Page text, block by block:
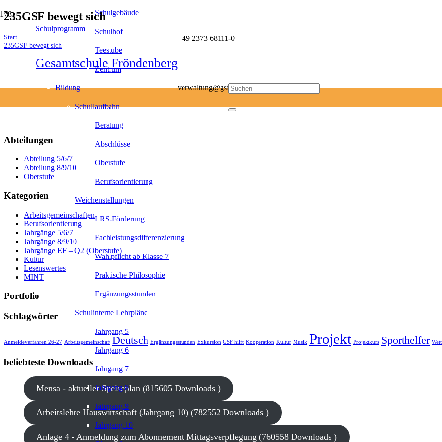
Schulprogramm
Gesamtschule Fröndenberg
+49 2373 68111-0
verwaltung@gsf-mail.de
Schulgebäude
Schulhof
Teestube
Zentrum
Bildung
Schullaufbahn
Beratung
Abschlüsse
Oberstufe
Berufsorientierung
Weichenstellungen
LRS-Förderung
Fachleistungsdifferenzierung
Wahlpflicht ab Klasse 7
Praktische Philosophie
Ergänzungsstunden
Schulinterne Lehrpläne
Jahrgang 5
Jahrgang 6
Jahrgang 7
Jahrgang 8
Jahrgang 9
Jahrgang 10
235GSF bewegt sich
Start
235GSF bewegt sich
Abteilungen
Abteilung 5/6/7
Abteilung 8/9/10
Oberstufe
Kategorien
Arbeitsgemeinschaften
Berufsorientierung
Jahrgänge 5/6/7
Jahrgänge 8/9/10
Jahrgänge EF – Q2 (Oberstufe)
Kultur
Lesenswertes
MINT
Portfolio
Schlagwörter
Anmeldeverfahren 26-27 Arbeitsgemeinschaft Deutsch Ergänzungsstunden Exkursion GSF hilft Kooperation Kultur Musik Projekt Projektkurs Sporthelfer
beliebteste Downloads
Mensa - aktueller Speiseplan (815605 Downloads )
Arbeitslehre Hauswirtschaft (Jahrgang 10) (782552 Downloads )
Anlage 4 - Anmeldung zum Abonnement Mittagsverpflegung (760558 Downloads )